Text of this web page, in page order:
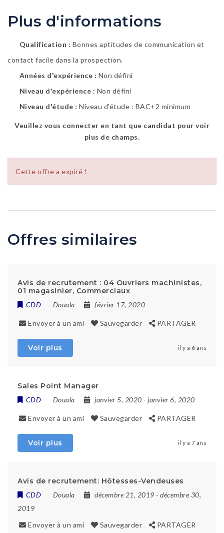
Plus d'informations
Qualification
Bonnes aptitudes de communication et
contact facile dans la prospection.
Années d'expérience
Non défini
Niveau d'expérience
Non défini
Niveau d'étude
Niveau d'étude : BAC+2 minimum
Veuillez vous connecter en tant que candidat pour voir
plus de champs.
Cette offre a expiré !
Offres similaires
Avis de recrutement : 04 Ouvriers machinistes,
01 magasinier, Commerciaux
CDD Douala février 17, 2020
Envoyer à un ami Sauvegarder PARTAGER
Voir plus il y a 6 ans
Sales Point Manager
CDD Douala janvier 5, 2020 - janvier 6, 2020
Envoyer à un ami Sauvegarder PARTAGER
Voir plus il y a 7 ans
Avis de recrutement: Hôtesses-Vendeuses
CDD Douala décembre 21, 2019 - décembre 30,
2019
Envoyer à un ami
Sauvegarder PARTAGER